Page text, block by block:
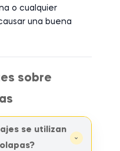
o cualquier
una buena
sobre
se utilizan
›